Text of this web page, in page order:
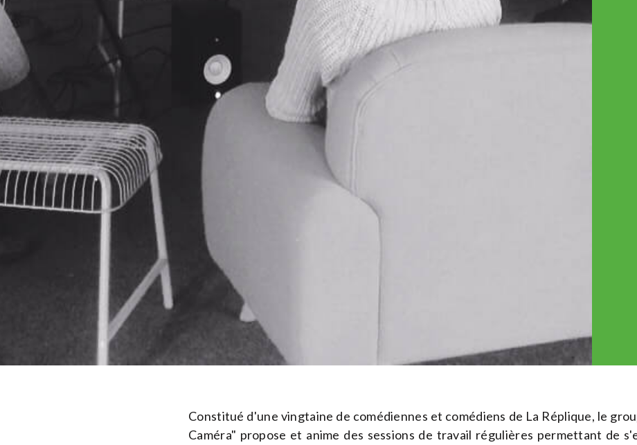
Constitué d'une vingtaine de comédiennes et comédiens de La Réplique, le
Caméra" propose et anime des sessions de travail régulières permettant de